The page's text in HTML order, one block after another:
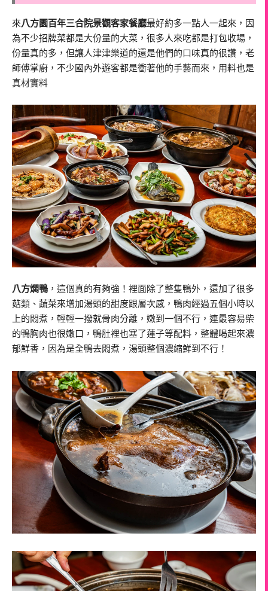
來八方園百年三合院景觀客家餐廳最好約多一點人一起來，因
為不少招牌菜都是大份量的大菜，很多人來吃都是打包收場，
份量真的多，但讓人津津樂道的還是他們的口味真的很讚，老
師傅掌廚，不少國內外遊客都是衝著他的手藝而來，用料也是
真材實料
八方燜鴨 ，這個真的有夠強！裡面除了整隻鴨外，還加了很多
菇類、蔬菜來增加湯頭的甜度跟層次感，鴨肉經過五個小時以
上的悶煮，輕輕一撥就骨肉分離，嫩到一個不行，連最容易柴
的鴨胸肉也很嫩口，鴨肚裡也塞了蓮子等配料，整體喝起來濃
郁鮮香，因為是全鴨去悶煮，湯頭整個濃縮鮮到不行！